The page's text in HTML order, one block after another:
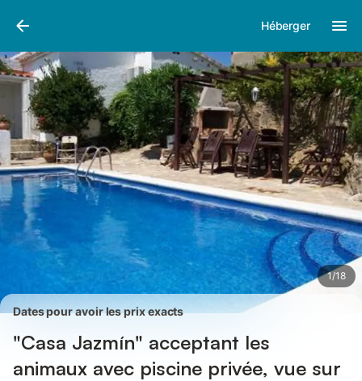
Héberger
1/18
Photos
Dates pour avoir les prix exacts
"Casa Jazmín" acceptant les
animaux avec piscine privée, vue sur